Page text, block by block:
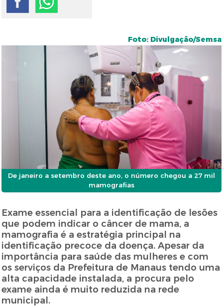
Foto: Divulgação/Semsa
De janeiro a setembro deste ano, o número chegou a 27 mil
mamografias
Exame essencial para a identificação de lesões
que podem indicar o câncer de mama, a
mamografia é a estratégia principal na
identificação precoce da doença. Apesar da
importância para saúde das mulheres e com
os serviços da Prefeitura de Manaus tendo uma
alta capacidade instalada, a procura pelo
exame ainda é muito reduzida na rede
municipal.